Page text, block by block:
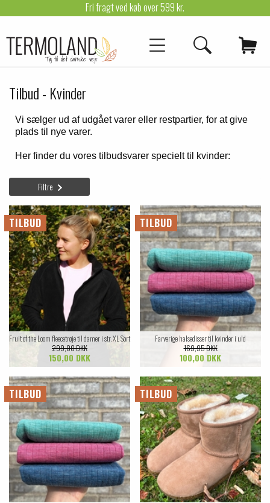
Fri fragt ved køb over 599 kr.
Tilbud - Kvinder
Vi sælger ud af udgået varer eller restpartier, for at give
plads til nye varer.
Her finder du vores tilbudsvarer specielt til kvinder:
Filtre
TILBUD
Fruit of the Loom fleecetrøje til damer i str. XL Sort
299,00 DKK
150,00 DKK
TILBUD
Farverige halsedisser til kvinder i uld
169,95 DKK
100,00 DKK
TILBUD TILBUD